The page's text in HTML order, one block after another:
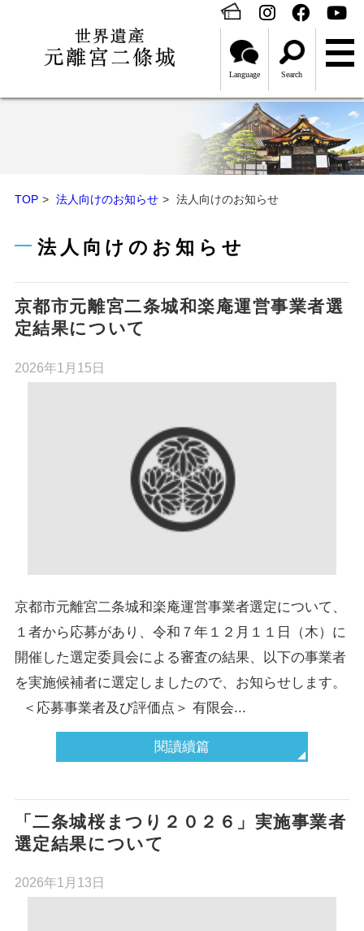
Language Search
TOP 法人向けのお知らせ 法人向けのお知らせ
法人向けのお知らせ
京都市元離宮二条城和楽庵運営事業者選
定結果について
2026年1月15日
京都市元離宮二条城和楽庵運営事業者選定について、
１者から応募があり、令和７年１２月１１日（木）に
開催した選定委員会による審査の結果、以下の事業者
を実施候補者に選定しましたので、お知らせします。
＜応募事業者及び評価点＞ 有限会...
閱讀續篇
「二条城桜まつり２０２６」実施事業者
選定結果について
2026年1月13日